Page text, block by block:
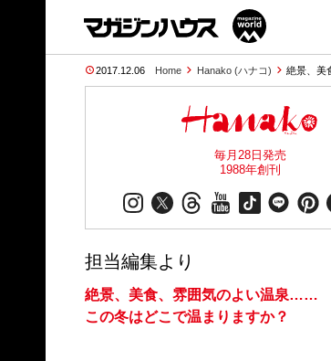
2017.12.06 Home Hanako (ハナコ) 絶景、美
毎月28日発売
1988年創刊
担当編集より
絶景、美食、雰囲気のよい温泉……
この冬はどこで温まりますか？